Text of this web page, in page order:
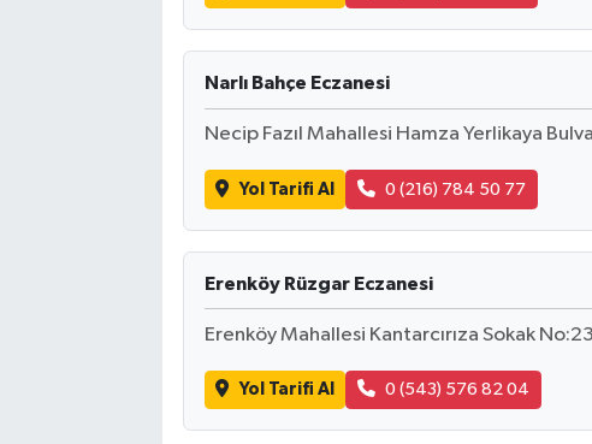
Narlı Bahçe Eczanesi
Necip Fazıl Mahallesi Hamza Yerlikaya
Yol Tarifi Al 0 (216) 784 50 77
Erenköy Rüzgar Eczanesi
Erenköy Mahallesi Kantarcırıza Sokak
Yol Tarifi Al 0 (543) 576 82 04